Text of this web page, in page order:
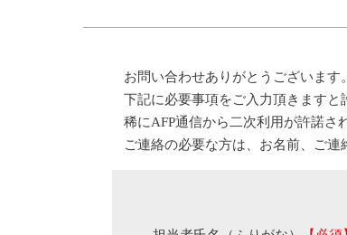
お問い合わせありがとうございます。
下記に必要事項をご入力頂きますと
稀にAFP通信から二次利用が許諾さ
ご連絡の必要な方は、お名前、ご連